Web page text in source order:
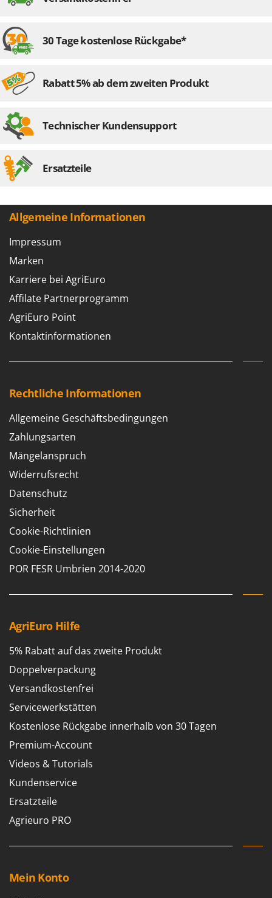
30 Tage kostenlose Rückgabe*
Rabatt 5% ab dem zweiten Produkt
Technischer Kundensupport
Ersatzteile
Allgemeine Informationen
Impressum
Marken
Karriere bei AgriEuro
Affilate Partnerprogramm
AgriEuro Point
Kontaktinformationen
Rechtliche Informationen
Allgemeine Geschäftsbedingungen
Zahlungsarten
Mängelanspruch
Widerrufsrecht
Datenschutz
Sicherheit
Cookie-Richtlinien
Cookie-Einstellungen
POR FESR Umbrien 2014-2020
AgriEuro Hilfe
5% Rabatt auf das zweite Produkt
Doppelverpackung
Versandkostenfrei
Servicewerkstätten
Kostenlose Rückgabe innerhalb von 30 Tagen
Premium-Account
Videos & Tutorials
Kundenservice
Ersatzteile
Agrieuro PRO
Mein Konto